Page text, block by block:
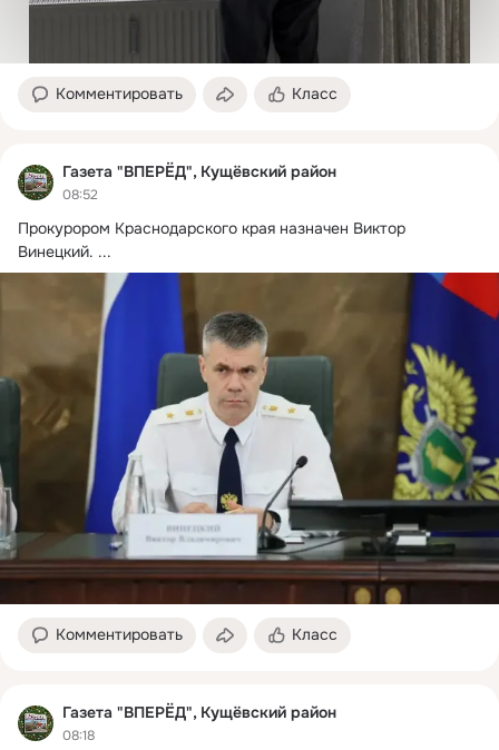
Комментировать Класс
Газета "ВПЕРЁД", Кущёвский район
08:52
Прокурором Краснодарского края назначен Виктор
Винецкий. ...
Комментировать Класс
Газета "ВПЕРЁД", Кущёвский район
08:18